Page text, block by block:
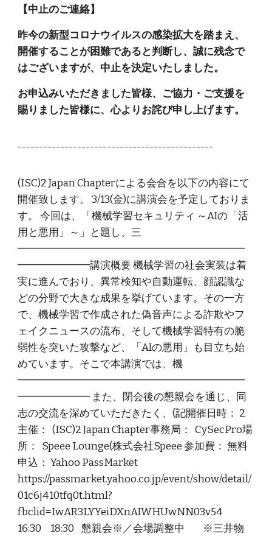
【中止のご連絡】
昨今の新型コロナウイルスの感染拡大を踏まえ、
開催することが困難であると判断し、誠に残念で
はございますが、中止を決定いたしました。
お申込みいただきました皆様、ご協力・ご支援を
賜りました皆様に、心よりお詫び申し上げます。
----------------------------------------------
(ISC)2 Japan Chapterによる会合を以下の内容にて
開催致します。 3/13(金)に講演会を予定しておりま
す。 今回は、「機械学習セキュリティ ～AIの「活
用と悪用」～」と題し、三
━━━━━━━━━━━━━━━━━━━━━━
━━━━━━━講演概要 機械学習の社会実装は着
実に進んでおり、異常検知や自動運転、顔認識な
どの分野で大きな成果を挙げています。その一方
で、機械学習で作成された偽音声による詐欺やフ
ェイクニュースの流布、そして機械学習特有の脆
弱性を突いた攻撃など、「AIの悪用」も目立ち始
めています。そこで本講演では、機
━━━━━━━━━━━━━━━━━━━━━━
━━━━━━━ また、閉会後の懇親会を通じ、同
志の交流を深めていただきたく、(記開催日時： 2
主催： (ISC)2 Japan Chapter事務局： CySecPro場
所： Speee Lounge(株式会社Speee 参加費： 無料
申込： Yahoo PassMarket
https://passmarket.yahoo.co.jp/event/show/detail/
01c6j410tfq0t.html?
fbclid=IwAR3LYYeiDXnAIWHUwNN03v54
16:30 18:30 懇親会※／会場調整中 ※三井物